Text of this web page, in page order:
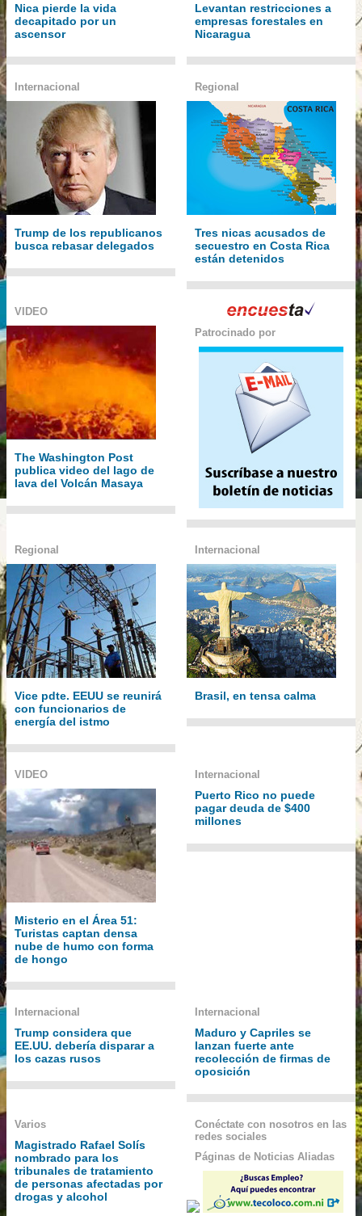
Nica pierde la vida
decapitado por un
ascensor
Levantan restricciones a
empresas forestales en
Nicaragua
Internacional
Trump de los republicanos
busca rebasar delegados
Regional
Tres nicas acusados de
secuestro en Costa Rica
están detenidos
VIDEO
The Washington Post
publica video del lago de
lava del Volcán Masaya
Patrocinado por
Regional
Vice pdte. EEUU se reunirá
con funcionarios de
energía del istmo
Internacional
Brasil, en tensa calma
VIDEO
Misterio en el Área 51:
Turistas captan densa
nube de humo con forma
de hongo
Internacional
Puerto Rico no puede
pagar deuda de $400
millones
Internacional
Trump considera que
EE.UU. debería disparar a
los cazas rusos
Internacional
Maduro y Capriles se
lanzan fuerte ante
recolección de firmas de
oposición
Varios
Magistrado Rafael Solís
nombrado para los
tribunales de tratamiento
de personas afectadas por
drogas y alcohol
Conéctate con nosotros en las
redes sociales
Páginas de Noticias Aliadas